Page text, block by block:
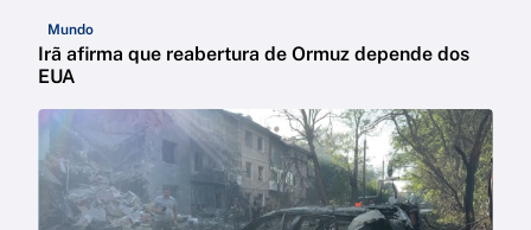
Mundo
Irã afirma que reabertura de Ormuz depende dos
EUA